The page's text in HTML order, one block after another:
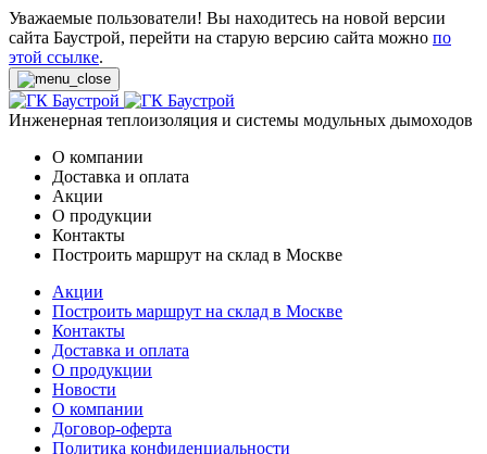
Уважаемые пользователи! Вы находитесь на новой версии
сайта Баустрой, перейти на старую версию сайта можно по
этой ссылке.
Инженерная теплоизоляция и системы модульных дымоходов
О компании
Доставка и оплата
Акции
О продукции
Контакты
Построить маршрут на склад в Москве
Акции
Построить маршрут на склад в Москве
Контакты
Доставка и оплата
О продукции
Новости
О компании
Договор-оферта
Политика конфиденциальности